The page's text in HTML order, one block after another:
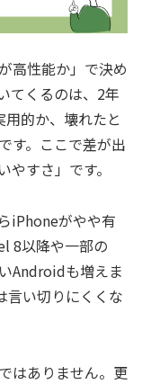
高性能か」で決め
てくるのは、2年
的か、壊れたと
す。ここで差が出
すさ」です。
iPhoneがやや有
8以降や一部の
Androidも増えま
言い切りにくくな
はありません。更